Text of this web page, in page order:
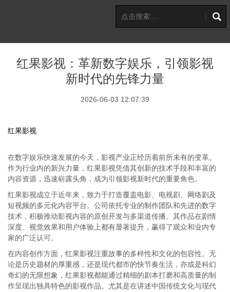
红果影视：革新数字娱乐，引领影视
新时代的先锋力量
2026-06-03 12:07:39
红果影视
在数字娱乐快速发展的今天，影视产业正经历着前所未有的变革。
作为行业内的新兴力量，红果影视凭借其创新的技术手段和丰富的
内容资源，迅速崭露头角，成为引领影视新时代的重要角色。
红果影视成立于近年来，致力于打造覆盖电影、电视剧、网络剧及
短视频的多元化内容平台。公司依托专业的制作团队和先进的数字
技术，积极推动影视内容的原创开发与多渠道传播。其作品在剧情
深度、视觉效果和用户体验上都有显著提升，赢得了观众和业内专
家的广泛认可。
在内容创作方面，红果影视注重故事的多样性和文化的包容性。无
论是历史题材的厚重感，还是现代都市的快节奏生活，亦或是科幻
奇幻的无限想象，红果影视都能通过精细的剧本打磨和高质量的制
作呈现出独具特色的影视作品。尤其是在讲述中国传统文化与现代